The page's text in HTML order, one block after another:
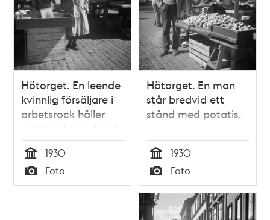
Hötorget. En leende
kvinnlig försäljare i
arbetsrock håller
upp en stor grönsak
eller melon.
Tid
1930
Typ
Foto
Hötorget. En man
står bredvid ett
stånd med potatis.
Tid
1930
Typ
Foto